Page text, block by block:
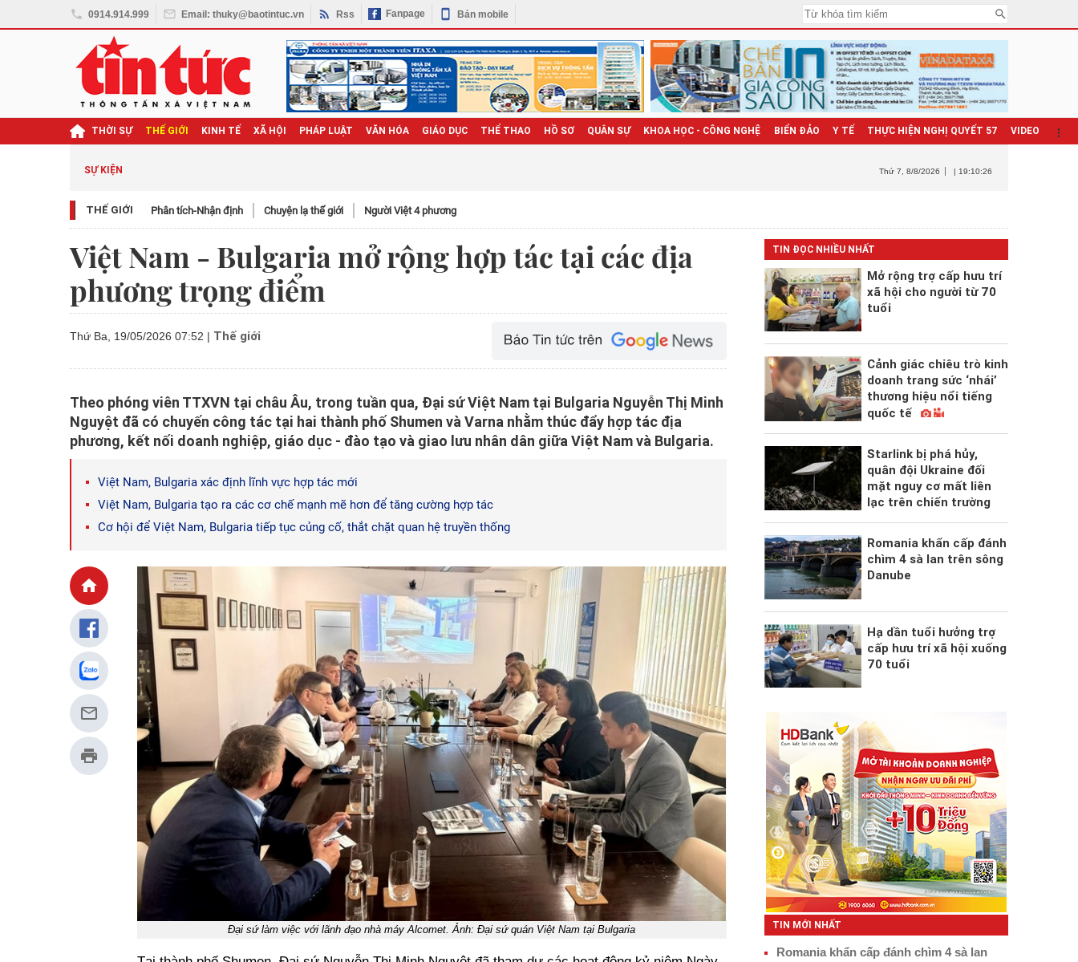
0914.914.999 Email: thuky@baotintuc.vn Rss Fanpage Bản mobile
THỜI SỰ THẾ GIỚI KINH TẾ XÃ HỘI PHÁP LUẬT VĂN HÓA GIÁO DỤC THỂ THAO HỒ SƠ QUÂN SỰ KHOA HỌC - CÔNG NGHỆ BIỂN ĐẢO Y TẾ THỰC HIỆN NGHỊ QUYẾT 57 VIDEO
SỰ KIỆN Thứ 7 , 8/8/2026 | 19:10:27
THẾ GIỚI Phân tích-Nhận định Chuyện lạ thế giới Người Việt 4 phương
Việt Nam - Bulgaria mở rộng hợp tác tại các địa
phương trọng điểm
Thứ Ba, 19/05/2026 07:52 | Thế giới
Theo phóng viên TTXVN tại châu Âu, trong tuần qua, Đại sứ Việt Nam tại Bulgaria Nguyễn Thị Minh
Nguyệt đã có chuyến công tác tại hai thành phố Shumen và Varna nhằm thúc đẩy hợp tác địa
phương, kết nối doanh nghiệp, giáo dục - đào tạo và giao lưu nhân dân giữa Việt Nam và Bulgaria.
Việt Nam, Bulgaria xác định lĩnh vực hợp tác mới
Việt Nam, Bulgaria tạo ra các cơ chế mạnh mẽ hơn để tăng cường hợp tác
Cơ hội để Việt Nam, Bulgaria tiếp tục củng cố, thắt chặt quan hệ truyền thống
Đại sứ làm việc với lãnh đạo nhà máy Alcomet. Ảnh: Đại sứ quán Việt Nam tại Bulgaria
TIN ĐỌC NHIỀU NHẤT
Mở rộng trợ cấp hưu trí
xã hội cho người từ 70
tuổi
Cảnh giác chiêu trò kinh
doanh trang sức ‘nhái’
thương hiệu nổi tiếng
quốc tế
Starlink bị phá hủy,
quân đội Ukraine đối
mặt nguy cơ mất liên
lạc trên chiến trường
Romania khẩn cấp đánh
chìm 4 sà lan trên sông
Danube
Hạ dần tuổi hưởng trợ
cấp hưu trí xã hội xuống
70 tuổi
TIN MỚI NHẤT
Romania khẩn cấp đánh chìm 4 sà lan